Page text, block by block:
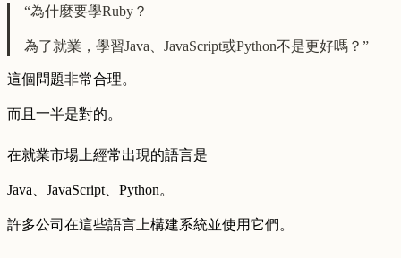
“為什麼要學Ruby？
為了就業，學習Java、JavaScript或Python不是更好嗎？”
這個問題非常合理。
而且一半是對的。
在就業市場上經常出現的語言是
Java、JavaScript、Python。
許多公司在這些語言上構建系統並使用它們。